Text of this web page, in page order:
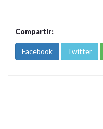
Compartir:
Facebook Twitter